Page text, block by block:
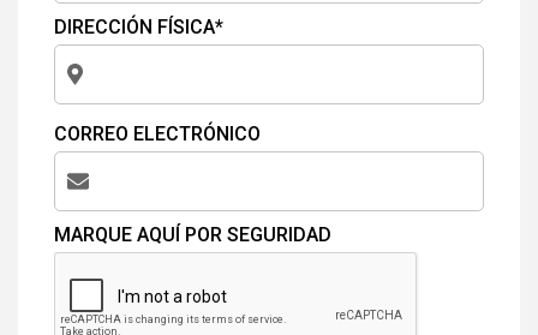
DIRECCIÓN FÍSICA*
CORREO ELECTRÓNICO
MARQUE AQUÍ POR SEGURIDAD